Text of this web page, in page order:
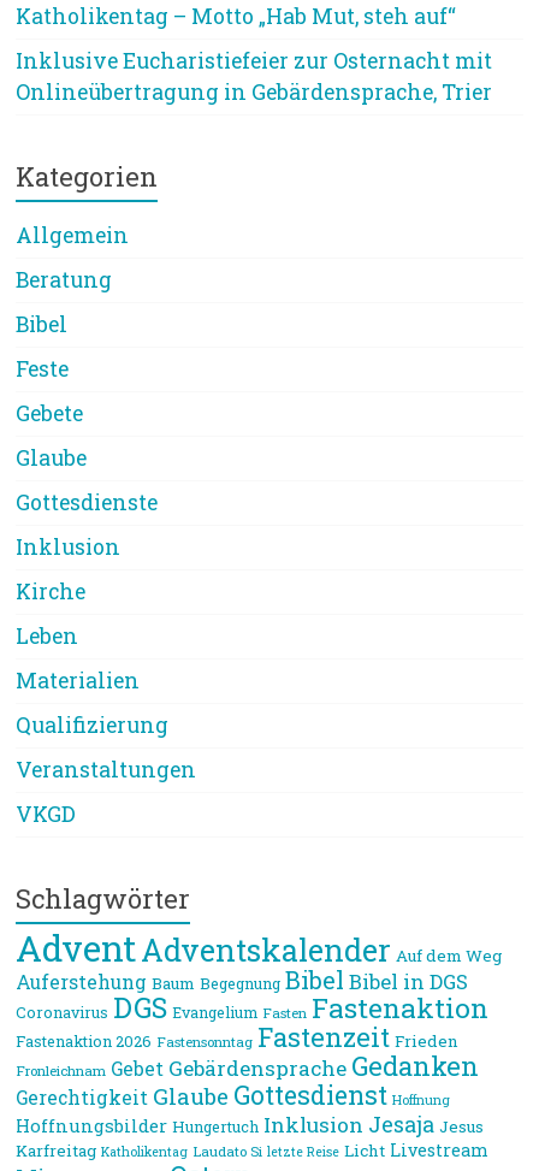
Katholikentag – Motto „Hab Mut, steh auf“
Inklusive Eucharistiefeier zur Osternacht mit
Onlineübertragung in Gebärdensprache, Trier
Kategorien
Allgemein
Beratung
Bibel
Feste
Gebete
Glaube
Gottesdienste
Inklusion
Kirche
Leben
Materialien
Qualifizierung
Veranstaltungen
VKGD
Schlagwörter
AdventAdventskalender Auf dem Weg
Auferstehung Baum Begegnung Bibel Bibel in DGS
Coronavirus DGS Evangelium Fasten Fastenaktion
Fastenaktion 2026 Fastensonntag Fastenzeit Frieden
Fronleichnam Gebet Gebärdensprache Gedanken
Gerechtigkeit Glaube Gottesdienst Hoffnung
Hoffnungsbilder Hungertuch Inklusion Jesaja Jesus
Karfreitag Katholikentag Laudato Si letzte Reise Licht Livestream